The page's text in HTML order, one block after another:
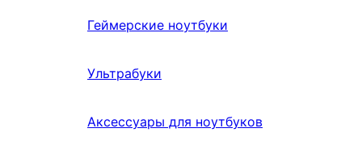
Геймерские ноутбуки
Ультрабуки
Аксессуары для ноутбуков